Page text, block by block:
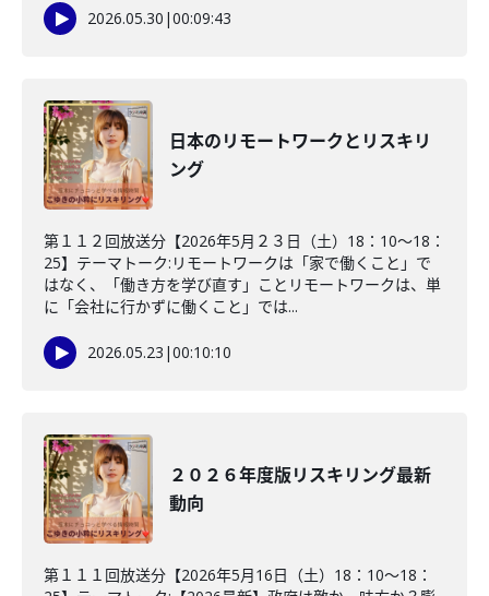
2026.05.30 |00:09:43
日本のリモートワークとリスキリ
ング
第１１２回放送分【2026年5月２３日（土）18：10～18：
25】テーマトーク:リモートワークは「家で働くこと」で
はなく、「働き方を学び直す」ことリモートワークは、単
に「会社に行かずに働くこと」では...
2026.05.23 |00:10:10
２０２６年度版リスキリング最新
動向
第１１１回放送分【2026年5月16日（土）18：10～18：